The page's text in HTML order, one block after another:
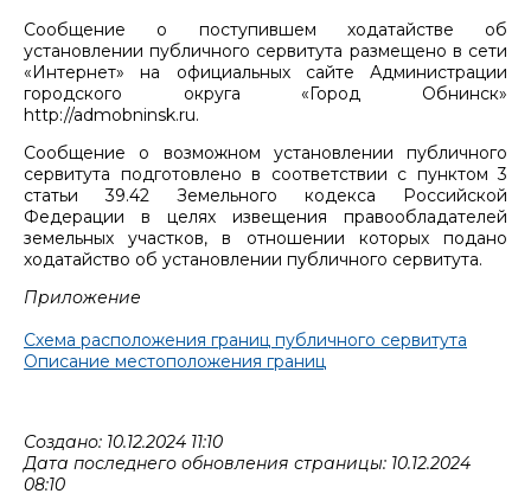
Сообщение о поступившем ходатайстве об
установлении публичного сервитута размещено в сети
«Интернет» на официальных сайте Администрации
городского округа «Город Обнинск»
http://admobninsk.ru.
Сообщение о возможном установлении публичного
сервитута подготовлено в соответствии с пунктом 3
статьи 39.42 Земельного кодекса Российской
Федерации в целях извещения правообладателей
земельных участков, в отношении которых подано
ходатайство об установлении публичного сервитута.
Приложение
Схема расположения границ публичного сервитута
Описание местоположения границ
Создано: 10.12.2024 11:10
Дата последнего обновления страницы: 10.12.2024
08:10